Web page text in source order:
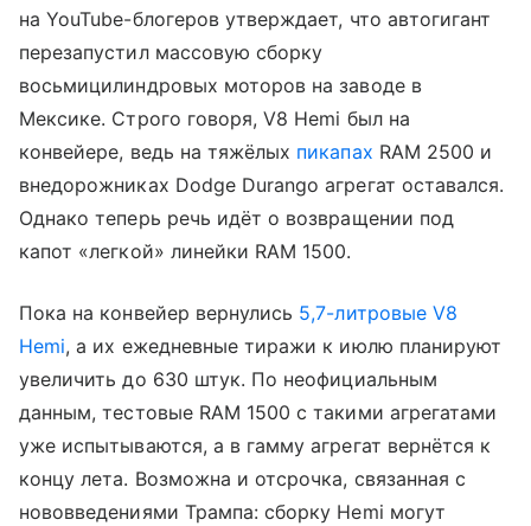
на YouTube-блогеров утверждает, что автогигант
перезапустил массовую сборку
восьмицилиндровых моторов на заводе в
Мексике. Строго говоря, V8 Hemi был на
конвейере, ведь на тяжёлых пикапах RAM 2500 и
внедорожниках Dodge Durango агрегат оставался.
Однако теперь речь идёт о возвращении под
капот «легкой» линейки RAM 1500.
Пока на конвейер вернулись 5,7-литровые V8
Hemi, а их ежедневные тиражи к июлю планируют
увеличить до 630 штук. По неофициальным
данным, тестовые RAM 1500 с такими агрегатами
уже испытываются, а в гамму агрегат вернётся к
концу лета. Возможна и отсрочка, связанная с
нововведениями Трампа: сборку Hemi могут